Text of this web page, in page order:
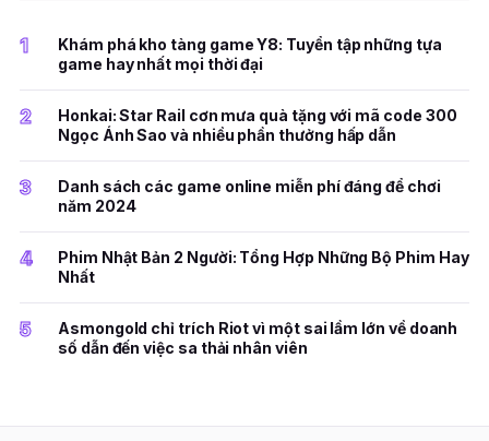
1
Khám phá kho tàng game Y8: Tuyển tập những tựa
game hay nhất mọi thời đại
2
Honkai: Star Rail cơn mưa quà tặng với mã code 300
Ngọc Ánh Sao và nhiều phần thưởng hấp dẫn
3
Danh sách các game online miễn phí đáng để chơi
năm 2024
4
Phim Nhật Bản 2 Người: Tổng Hợp Những Bộ Phim Hay
Nhất
5
Asmongold chỉ trích Riot vì một sai lầm lớn về doanh
số dẫn đến việc sa thải nhân viên